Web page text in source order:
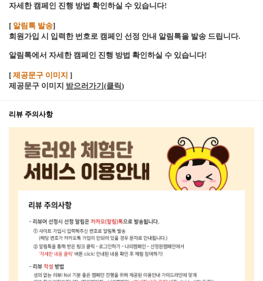
자세한 캠페인 진행 방법 확인하실 수 있습니다!
[ 알림톡 발송]
회원가입 시 입력한 번호로 캠페인 선정 안내 알림톡을 발송 드립니다.
알림톡에서 자세한 캠페인 진행 방법 확인하실 수 있습니다!
[ 제공문구 이미지 ]
제공문구 이미지 받으러가기(클릭 )
리뷰 주의사항